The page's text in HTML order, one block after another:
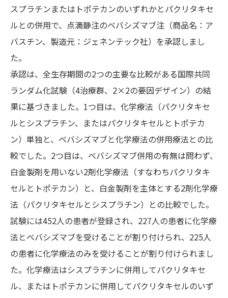
スプラチンまたはトポテカンのいずれかとパクリタキセ
ルとの併用で、点滴静注のベバシズマブ注（商品名：ア
バスチン、製造元：ジェネンテック社）を承認しまし
た。
承認は、全生存期間の2つの主要な比較がある国際共同
ランダム化試験（4治療群、2×2の要因デザイン）の結
果に基づきました。1つ目は、化学療法（パクリタキセ
ルとシスプラチン、またはパクリタキセルとトポテカ
ン）単独と、ベバシズマブと化学療法の併用療法との比
較でした。2つ目は、ベバシズマブ併用の有無は問わず、
白金製剤を用いない2剤化学療法（すなわちパクリタキ
セルとトポテカン）と、白金製剤を主体とする2剤化学療
法（パクリタキセルとシスプラチン）との比較でした。
試験には452人の患者が登録され、227人の患者に化学療
法とベバシズマブを受けることが割り付けられ、225人
の患者に化学療法のみを受けることが割り付けられまし
た。化学療法はシスプラチンに併用してパクリタキセ
ル、またはトポテカンに併用してパクリタキセルのいず